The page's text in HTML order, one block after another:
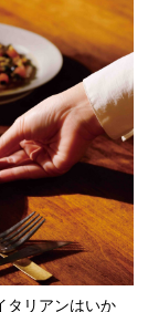
タリアンはいか